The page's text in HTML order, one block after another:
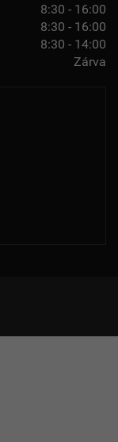
8:30 - 16:00
8:30 - 16:00
8:30 - 14:00
Zárva